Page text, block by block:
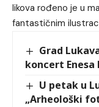
likova rođeno je u
fantastičnim
Grad
koncert Enesa
U petak u
„Arheološki